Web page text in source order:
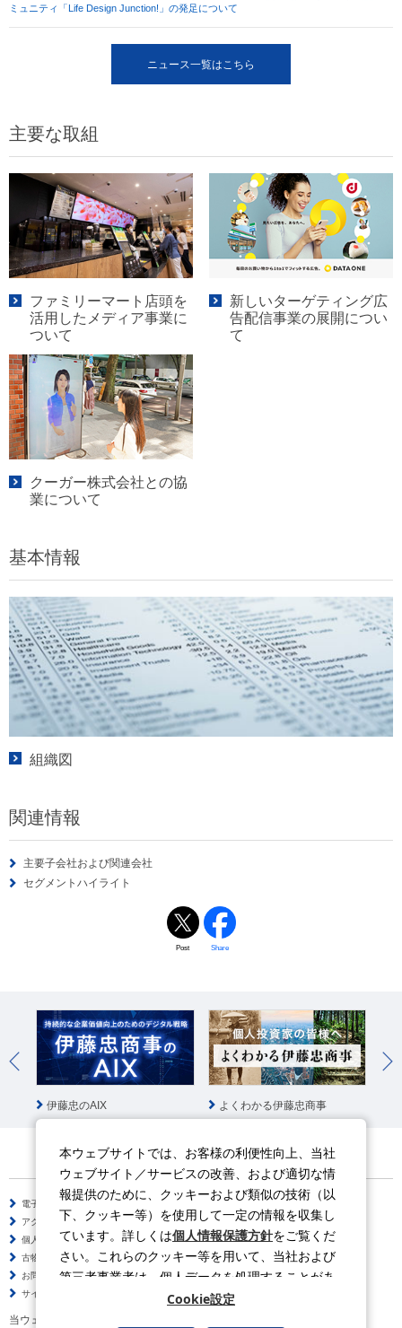
ミュニティ「Life Design Junction!」の発足について
ニュース一覧はこちら
主要な取組
ファミリーマート店頭を
活用したメディア事業に
ついて
新しいターゲティング広
告配信事業の展開につい
て
クーガー株式会社との協
業について
基本情報
組織図
関連情報
主要子会社および関連会社
セグメントハイライト
Post Share
伊藤忠のAIX よくわかる伊藤忠商事
電子公告
サイトのご利用について
アクセシビリティポリシー
情報セキュリティポリシー
個人情報保護方針
ソーシャルメディアポリシー
古物営業法に基づく表示
サイトの使い方
お問い合わせ
よくある質問
サイトマップ
当ウェブサイトの動画はYouTubeを利用しています。
本ウェブサイトでは、お客様の利便性向上、当社
ウェブサイト／サービスの改善、および適切な情
報提供のために、クッキーおよび類似の技術（以
下、クッキー等）を使用して一定の情報を収集し
ています。詳しくは個人情報保護方針をご覧くだ
さい。これらのクッキー等を用いて、当社および
第三者事業者は、個人データを処理することがあ
Cookie設定